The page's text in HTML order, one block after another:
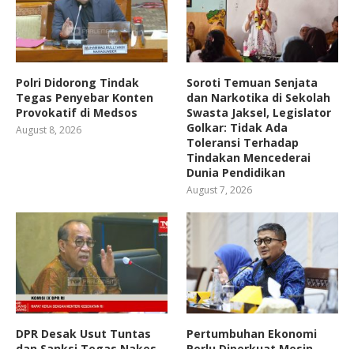
Polri Didorong Tindak
Tegas Penyebar Konten
Provokatif di Medsos
August 8, 2026
Soroti Temuan Senjata
dan Narkotika di Sekolah
Swasta Jaksel, Legislator
Golkar: Tidak Ada
Toleransi Terhadap
Tindakan Mencederai
Dunia Pendidikan
August 7, 2026
DPR Desak Usut Tuntas
Pertumbuhan Ekonomi